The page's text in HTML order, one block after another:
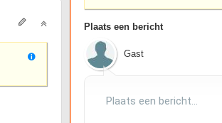
Plaats een bericht
Gast